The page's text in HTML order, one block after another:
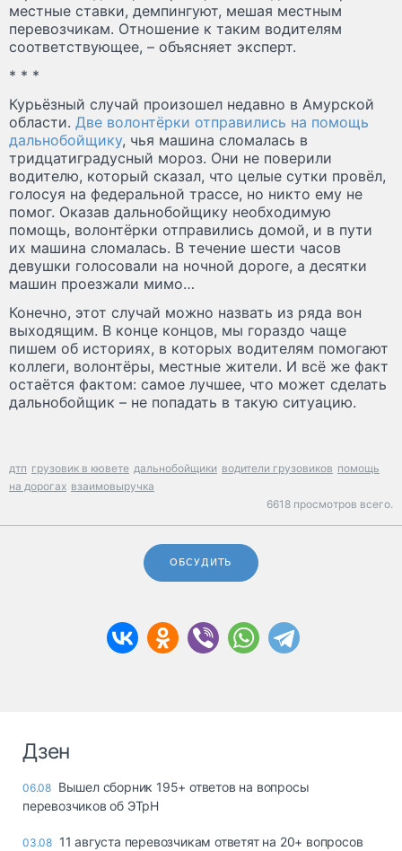
местные ставки, демпингуют, мешая местным
перевозчикам. Отношение к таким водителям
соответствующее, – объясняет эксперт.
* * *
Курьёзный случай произошел недавно в Амурской
области. Две волонтёрки отправились на помощь
дальнобойщику, чья машина сломалась в
тридцатиградусный мороз. Они не поверили
водителю, который сказал, что целые сутки провёл,
голосуя на федеральной трассе, но никто ему не
помог. Оказав дальнобойщику необходимую
помощь, волонтёрки отправились домой, и в пути
их машина сломалась. В течение шести часов
девушки голосовали на ночной дороге, а десятки
машин проезжали мимо…
Конечно, этот случай можно назвать из ряда вон
выходящим. В конце концов, мы гораздо чаще
пишем об историях, в которых водителям помогают
коллеги, волонтёры, местные жители. И всё же факт
остаётся фактом: самое лучшее, что может сделать
дальнобойщик – не попадать в такую ситуацию.
дтп грузовик в кювете дальнобойщики водители грузовиков помощь
на дорогах взаимовыручка
6618 просмотров всего.
ОБСУДИТЬ
Дзен
06.08 Вышел сборник 195+ ответов на вопросы
перевозчиков об ЭТрН
03.08 11 августа перевозчикам ответят на 20+ вопросов